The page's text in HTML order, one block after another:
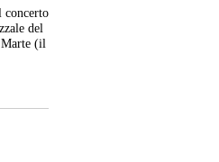
concerto
del
(il